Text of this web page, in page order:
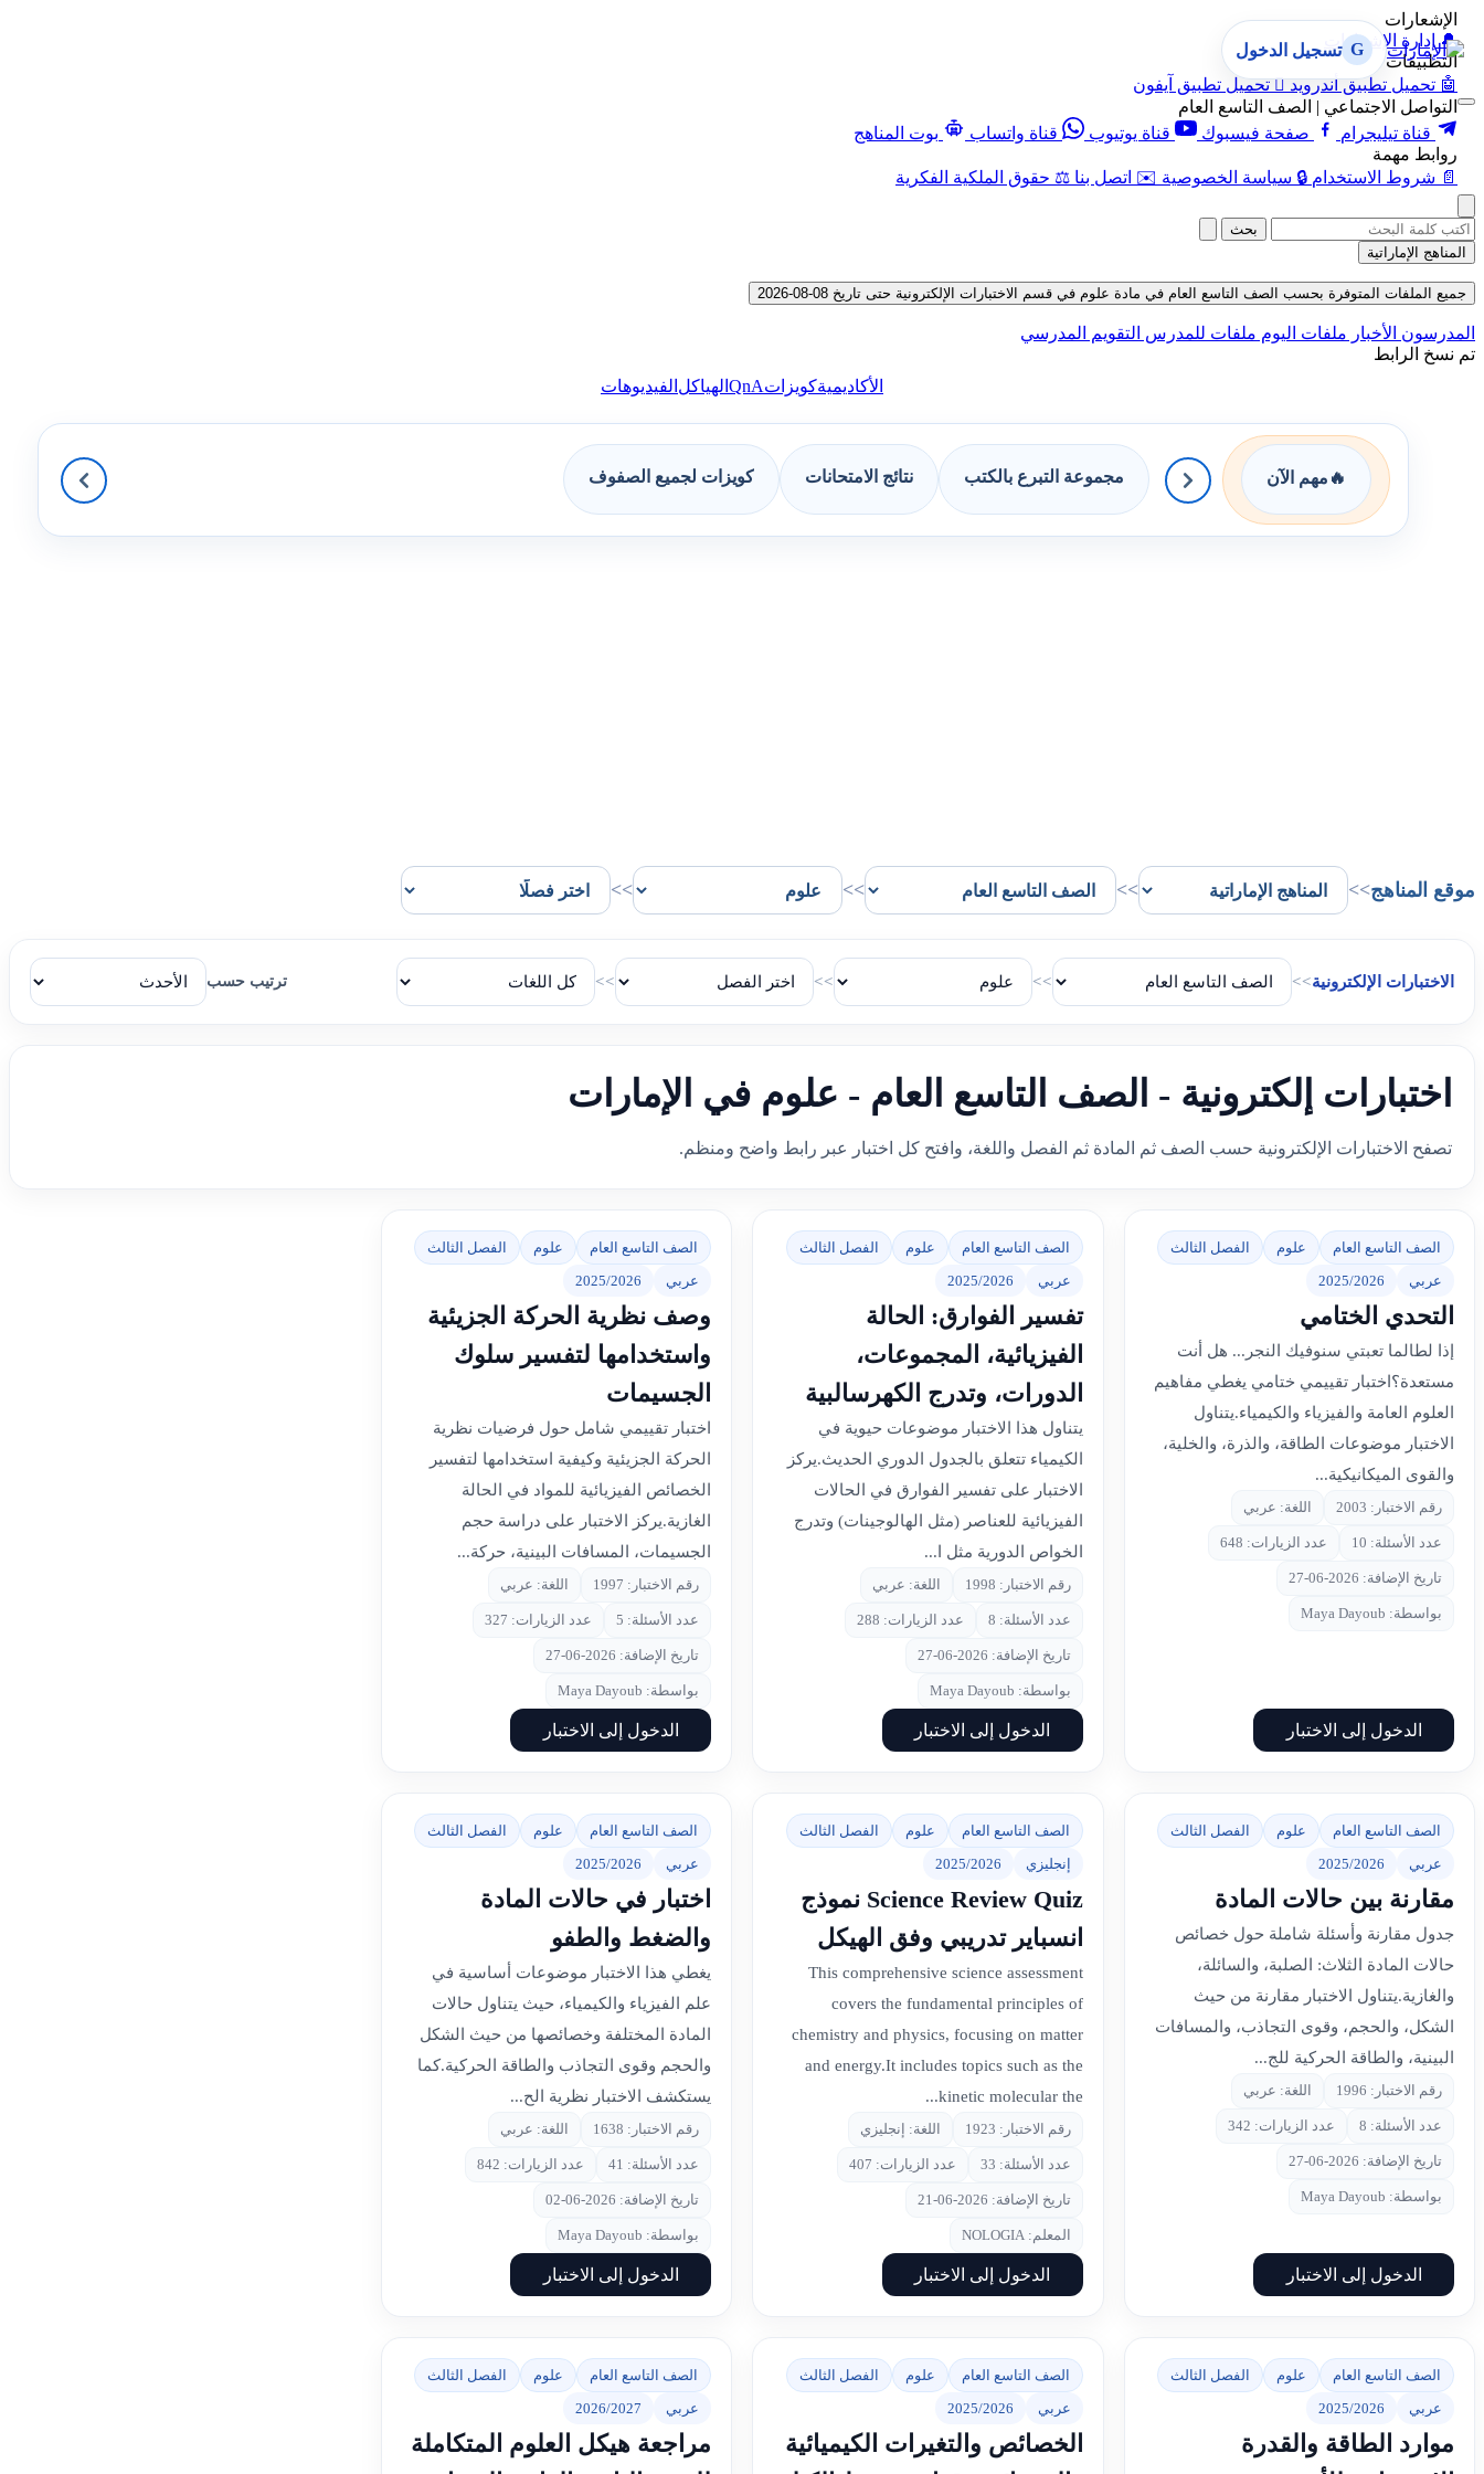
الإشعارات
🔔 إدارة الإشعارات
التطبيقات
🤖 تحميل تطبيق أندرويد  تحميل تطبيق آيفون
التواصل الاجتماعي | الصف التاسع العام
قناة تيليجرام
صفحة فيسبوك قناة يوتيوب قناة واتساب
بوت المناهج
روابط مهمة
📄 شروط الاستخدام 🔒 سياسة الخصوصية ✉️ اتصل بنا ⚖️ حقوق الملكية الفكرية
G تسجيل الدخول
بحث
المناهج الإماراتية
جميع الملفات المتوفرة بحسب الصف التاسع العام في مادة علوم في قسم الاختبارات الإلكترونية حتى تاريخ 08-08-2026
المدرسون الأخبار ملفات اليوم ملفات للمدرس التقويم المدرسي
تم نسخ الرابط
الأكاديميةكويزاتQnA الهياكل الفيديوهات
🔥 مهم الآن مجموعة التبرع بالكتب نتائج الامتحانات كويزات لجميع الصفوف
موقع المناهج>>
>>
>>
>>
الاختبارات الإلكترونية>>
>>
>>
>> ترتيب حسب
اختبارات إلكترونية - الصف التاسع العام - علوم في الإمارات
تصفح الاختبارات الإلكترونية حسب الصف ثم المادة ثم الفصل واللغة، وافتح كل اختبار عبر رابط واضح ومنظم.
الصف التاسع العام علوم
الفصل الثالث
عربي
2025/2026
التحدي الختامي
إذا لطالما تعبتي سنوفيك النجر... هل أنت
مستعدة؟اختبار تقييمي ختامي يغطي مفاهيم
العلوم العامة والفيزياء والكيمياء.يتناول
الاختبار موضوعات الطاقة، والذرة، والخلية،
والقوى الميكانيكية...
رقم الاختبار: 2003 اللغة: عربي
عدد الأسئلة: 10 عدد الزيارات: 648
تاريخ الإضافة: 2026-06-27
بواسطة: Maya Dayoub
الدخول إلى الاختبار
الصف التاسع العام علوم
الفصل الثالث
عربي
2025/2026
تفسير الفوارق: الحالة
الفيزيائية، المجموعات،
الدورات، وتدرج الكهرسالبية
يتناول هذا الاختبار موضوعات حيوية في
الكيمياء تتعلق بالجدول الدوري الحديث.يركز
الاختبار على تفسير الفوارق في الحالات
الفيزيائية للعناصر (مثل الهالوجينات) وتدرج
الخواص الدورية مثل ا...
رقم الاختبار: 1998 اللغة: عربي
عدد الأسئلة: 8 عدد الزيارات: 288
تاريخ الإضافة: 2026-06-27
بواسطة: Maya Dayoub
الدخول إلى الاختبار
الصف التاسع العام علوم
الفصل الثالث
عربي
2025/2026
وصف نظرية الحركة الجزيئية
واستخدامها لتفسير سلوك
الجسيمات
اختبار تقييمي شامل حول فرضيات نظرية
الحركة الجزيئية وكيفية استخدامها لتفسير
الخصائص الفيزيائية للمواد في الحالة
الغازية.يركز الاختبار على دراسة حجم
الجسيمات، المسافات البينية، حركة...
رقم الاختبار: 1997 اللغة: عربي
عدد الأسئلة: 5 عدد الزيارات: 327
تاريخ الإضافة: 2026-06-27
بواسطة: Maya Dayoub
الدخول إلى الاختبار
الصف التاسع العام علوم
الفصل الثالث
عربي
2025/2026
مقارنة بين حالات المادة
جدول مقارنة وأسئلة شاملة حول خصائص
حالات المادة الثلاث: الصلبة، والسائلة،
والغازية.يتناول الاختبار مقارنة من حيث
الشكل، والحجم، وقوى التجاذب، والمسافات
البينية، والطاقة الحركية للج...
رقم الاختبار: 1996 اللغة: عربي
عدد الأسئلة: 8 عدد الزيارات: 342
تاريخ الإضافة: 2026-06-27
بواسطة: Maya Dayoub
الدخول إلى الاختبار
الصف التاسع العام علوم
الفصل الثالث
إنجليزي
2025/2026
Science Review Quiz نموذج
انسباير تدريبي وفق الهيكل
This comprehensive science assessment
covers the fundamental principles of
chemistry and physics, focusing on matter
and energy.It includes topics such as the
kinetic molecular the...
رقم الاختبار: 1923 اللغة: إنجليزي
عدد الأسئلة: 33 عدد الزيارات: 407
تاريخ الإضافة: 2026-06-21
المعلم: NOLOGIA
الدخول إلى الاختبار
الصف التاسع العام علوم
الفصل الثالث
عربي
2025/2026
اختبار في حالات المادة
والضغط والطفو
يغطي هذا الاختبار موضوعات أساسية في
علم الفيزياء والكيمياء، حيث يتناول حالات
المادة المختلفة وخصائصها من حيث الشكل
والحجم وقوى التجاذب والطاقة الحركية.كما
يستكشف الاختبار نظرية الح...
رقم الاختبار: 1638 اللغة: عربي
عدد الأسئلة: 41 عدد الزيارات: 842
تاريخ الإضافة: 2026-06-02
بواسطة: Maya Dayoub
الدخول إلى الاختبار
الصف التاسع العام علوم
الفصل الثالث
عربي
2025/2026
موارد الطاقة والقدرة
الصف التاسع العام علوم
الفصل الثالث
عربي
2025/2026
الخصائص والتغيرات الكيميائية
الصف التاسع العام علوم
الفصل الثالث
عربي
2026/2027
مراجعة هيكل العلوم المتكاملة